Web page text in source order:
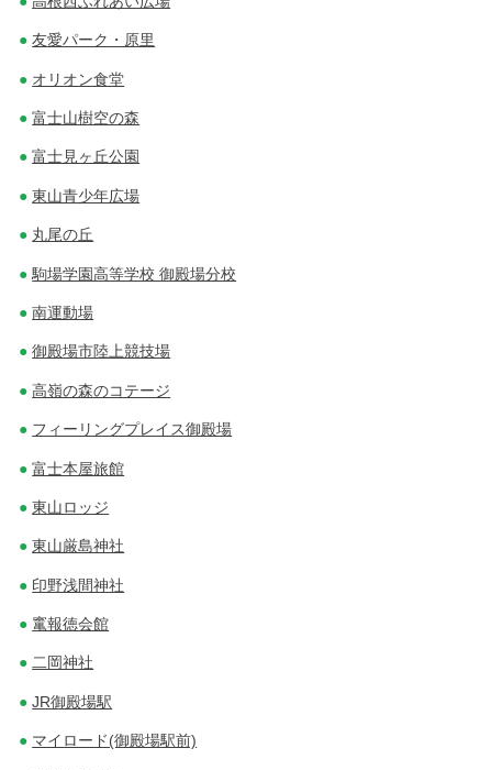
ョ
ン
友愛パーク・原里
オリオン食堂
富士山樹空の森
富士見ヶ丘公園
東山青少年広場
丸尾の丘
駒場学園高等学校 御殿場分校
南運動場
御殿場市陸上競技場
高嶺の森のコテージ
フィーリングプレイス御殿場
富士本屋旅館
東山ロッジ
東山厳島神社
印野浅間神社
竃報徳会館
二岡神社
JR御殿場駅
マイロード(御殿場駅前)